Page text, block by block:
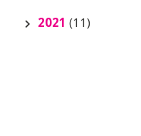
2021 (11)